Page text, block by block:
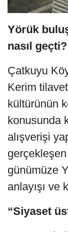
Yörük
nasıl geçti?
Çatkuyu
Kerim
kültürünün
konusunda
alışverişi
günümüze
anlayışı ve
“Siyaset